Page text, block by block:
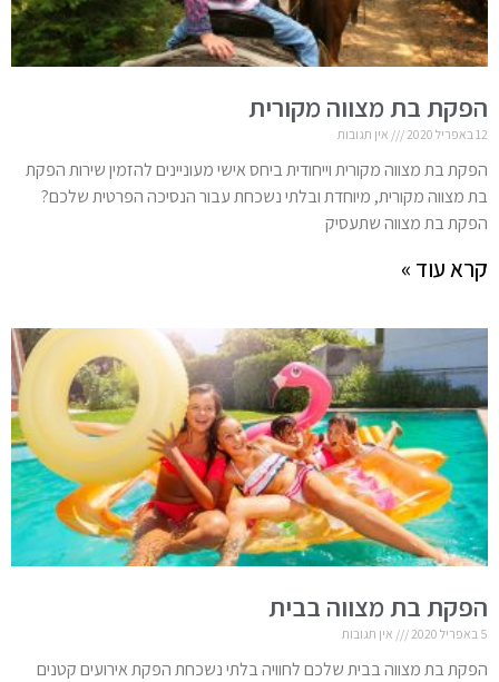
הפקת בת מצווה מקורית
12 באפריל 2020 אין תגובות
הפקת בת מצווה מקורית וייחודית ביחס אישי מעוניינים להזמין שירות הפקת
בת מצווה מקורית, מיוחדת ובלתי נשכחת עבור הנסיכה הפרטית שלכם?
הפקת בת מצווה שתעסיק
קרא עוד »
הפקת בת מצווה בבית
5 באפריל 2020 אין תגובות
הפקת בת מצווה בבית שלכם לחוויה בלתי נשכחת הפקת אירועים קטנים